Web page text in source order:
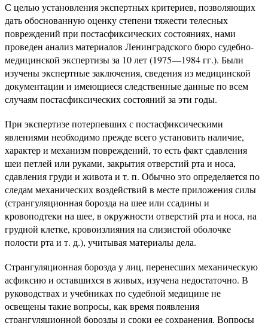
С целью установления экспертных критериев, позволяющих
дать обоснованную оценку степени тяжести телесных
повреждений при постасфиксических состояниях, нами
проведен анализ материалов Ленинградского бюро судебно-
медицинской экспертизы за 10 лет (1975—1984 гг.). Были
изучены экспертные заключения, сведения из медицинской
документации и имеющиеся следственные данные по всем
случаям постасфиксических состояний за эти годы.
При экспертизе потерпевших с постасфиксическими
явлениями необходимо прежде всего установить наличие,
характер и механизм повреждений, то есть факт сдавления
шеи петлей или руками, закрытия отверстий рта и носа,
сдавления груди и живота и т. п. Обычно это определяется по
следам механических воздействий в месте приложения силы
(странгуляционная борозда на шее или ссадины и
кровоподтеки на шее, в окружности отверстий рта и носа, на
грудной клетке, кровоизлияния на слизистой оболочке
полости рта и т. д.), учитывая материалы дела.
Странгуляционная борозда у лиц, перенесших механическую
асфиксию и оставшихся в живых, изучена недостаточно. В
руководствах и учебниках по судебной медицине не
освещены такие вопросы, как время появления
странгуляционной борозды и сроки ее сохранения. Вопросы